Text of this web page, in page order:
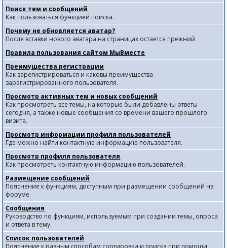
Поиск тем и сообщений
Как пользоваться функцией поиска.
Почему не обновляется аватар?
После вставки нового аватара на страницах остается прежний
Правила пользования сайтом МыВместе
Преимущества регистрации
Как зарегистрироваться и каковы преимущества
зарегистрированного пользователя.
Просмотр активных тем и новых сообщений
Как просмотреть все темы, на которые были добавлены ответы
сегодня, а также новые сообщения со времени вашего прошлого
визита.
Просмотр информации профиля пользователей
Где можно найти контактную информацию пользователя.
Просмотр профиля пользователя
Как просмотреть контактную информацию пользователей.
Размещение сообщений
Пояснение к функциям, доступным при размещении сообщений на
форуме.
Сообщения
Руководство по функциям, используемым при создании темы, опроса
и ответа в тему.
Список пользователей
Пояснение к разным способам сортировки и поиска при помощи